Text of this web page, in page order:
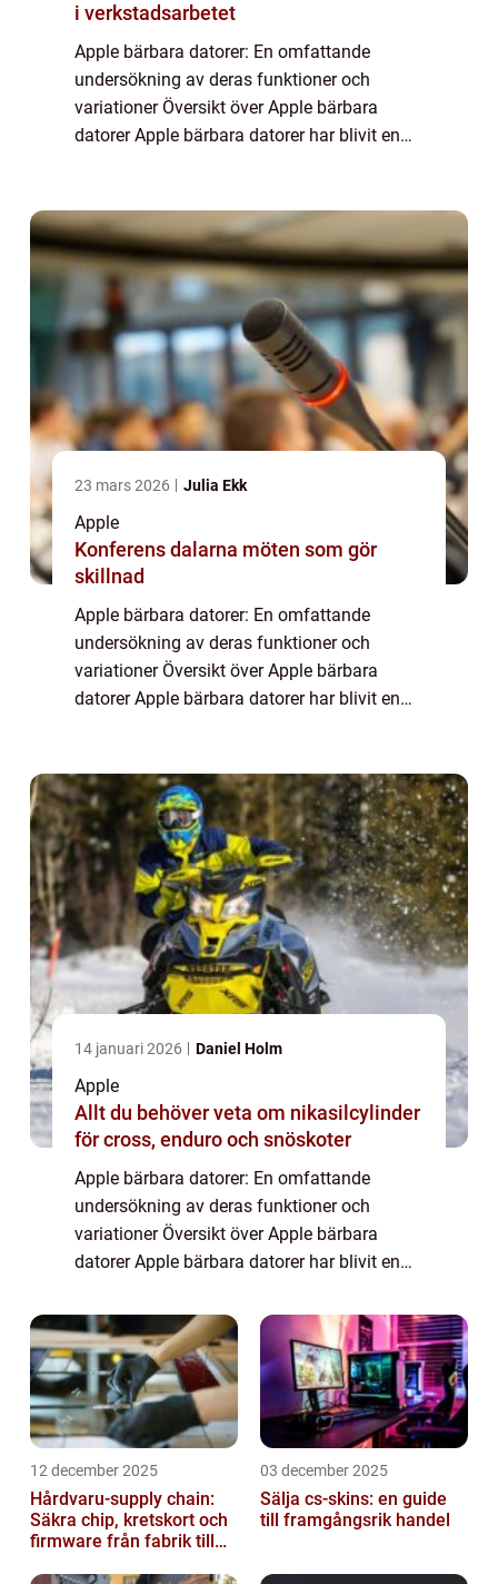
i verkstadsarbetet
Apple bärbara datorer: En omfattande
undersökning av deras funktioner och
variationer Översikt över Apple bärbara
datorer Apple bärbara datorer har blivit en
och användarv...
23 mars 2026 Julia Ekk
Apple
Konferens dalarna möten som gör
skillnad
Apple bärbara datorer: En omfattande
undersökning av deras funktioner och
variationer Översikt över Apple bärbara
datorer Apple bärbara datorer har blivit en
och användarv...
14 januari 2026 Daniel Holm
Apple
Allt du behöver veta om nikasilcylinder
för cross, enduro och snöskoter
Apple bärbara datorer: En omfattande
undersökning av deras funktioner och
variationer Översikt över Apple bärbara
datorer Apple bärbara datorer har blivit en
prestanda. De erbjuder innovativa funktioner
och användarv...
12 december 2025
Hårdvaru-supply chain:
Säkra chip, kretskort och
firmware från fabrik till
03 december 2025
Sälja cs-skins: en guide
till framgångsrik handel